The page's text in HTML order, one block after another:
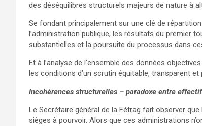
des déséquilibres structurels majeurs de nature à
Se fondant principalement sur une clé de
l’administration publique, les résultats du premier
substantielles et la poursuite du processus dans
Et à l’analyse de l’ensemble des données
les conditions d’un scrutin équitable, transparent
Incohérences structurelles – paradoxe entre
Le Secrétaire général de la Fétrag fait observer
sièges à pourvoir. Alors que ces administrations